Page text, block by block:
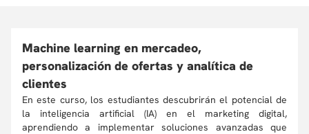
Machine learning en mercadeo,
personalización de ofertas y analítica de
clientes
En este curso, los estudiantes descubrirán el potencial de
la inteligencia artificial (IA) en el marketing digital,
aprendiendo a implementar soluciones avanzadas que